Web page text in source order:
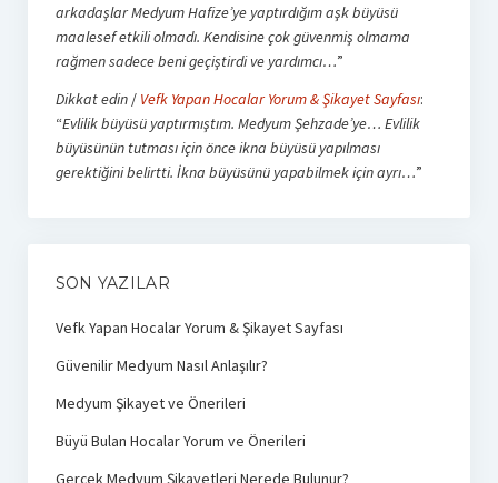
arkadaşlar Medyum Hafize’ye yaptırdığım aşk büyüsü
maalesef etkili olmadı. Kendisine çok güvenmiş olmama
rağmen sadece beni geçiştirdi ve yardımcı…”
Dikkat edin/ Vefk Yapan Hocalar Yorum & Şikayet Sayfası:
“Evlilik büyüsü yaptırmıştım. Medyum Şehzade’ye… Evlilik
büyüsünün tutması için önce ikna büyüsü yapılması
gerektiğini belirtti. İkna büyüsünü yapabilmek için ayrı…”
SON YAZILAR
Vefk Yapan Hocalar Yorum & Şikayet Sayfası
Güvenilir Medyum Nasıl Anlaşılır?
Medyum Şikayet ve Önerileri
Büyü Bulan Hocalar Yorum ve Önerileri
Gerçek Medyum Şikayetleri Nerede Bulunur?